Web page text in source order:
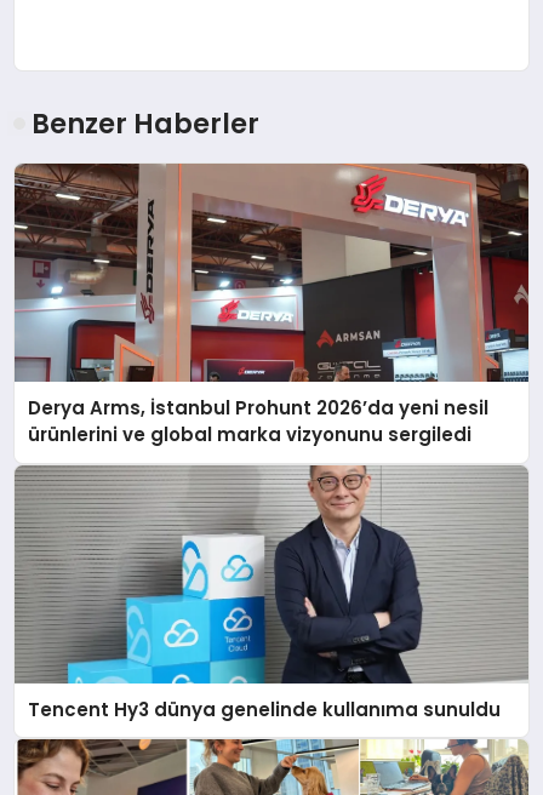
Benzer Haberler
Derya Arms, İstanbul Prohunt 2026’da yeni nesil
ürünlerini ve global marka vizyonunu sergiledi
Tencent Hy3 dünya genelinde kullanıma sunuldu